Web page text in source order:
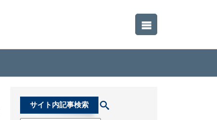
サイト内記事検索